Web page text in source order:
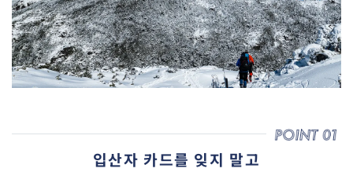
입산자 카드를 잊지 말고